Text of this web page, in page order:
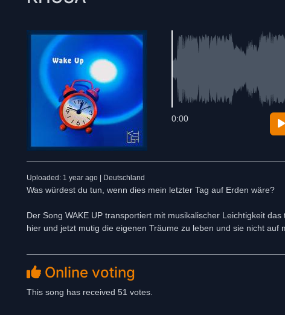
0:00
Uploaded: 1 year ago | Deutschland
Was würdest du tun, wenn dies mein letzter Tag auf Erden wäre?
Der Song WAKE UP transportiert mit musikalischer Leichtigkeit
hier und jetzt mutig die eigenen Träume zu leben und sie nicht
Online voting
This song has received 51 votes.